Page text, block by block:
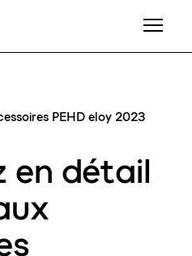
PEHD eloy 2023
en détail